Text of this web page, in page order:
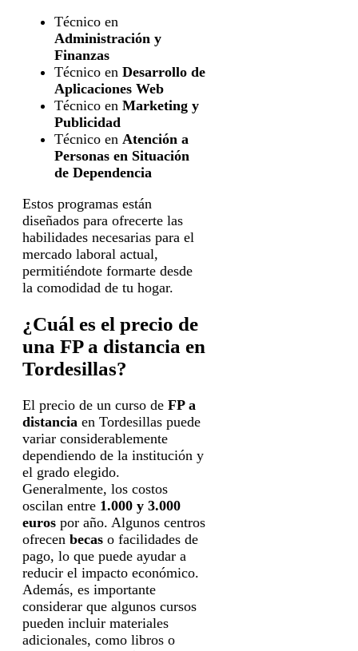
Técnico en
Administración y
Finanzas
Técnico en Desarrollo de
Aplicaciones Web
Técnico en Marketing y
Publicidad
Técnico en Atención a
Personas en Situación
de Dependencia
Estos programas están
diseñados para ofrecerte las
habilidades necesarias para el
mercado laboral actual,
permitiéndote formarte desde
la comodidad de tu hogar.
¿Cuál es el precio de
una FP a distancia en
Tordesillas?
El precio de un curso de FP a
distancia en Tordesillas puede
variar considerablemente
dependiendo de la institución y
el grado elegido.
Generalmente, los costos
oscilan entre 1.000 y 3.000
euros por año. Algunos centros
ofrecen becas o facilidades de
pago, lo que puede ayudar a
reducir el impacto económico.
Además, es importante
considerar que algunos cursos
pueden incluir materiales
adicionales, como libros o